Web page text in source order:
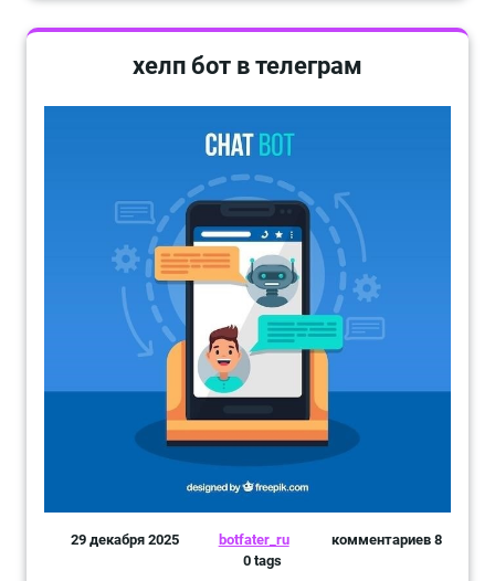
хелп бот в телеграм
29 декабря 2025 botfater_ru
комментариев 8
0 tags